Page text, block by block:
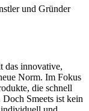
und Gründer
das innovative,
Norm. Im Fokus
die schnell
Smeets ist kein